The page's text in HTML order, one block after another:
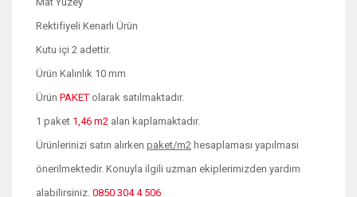
Rektifiyeli Kenarlı Ürün
Kutu içi 2 adettir.
Ürün Kalınlık 10 mm
Ürün PAKET olarak satılmaktadır.
1 paket 1,46 m2 alan kaplamaktadır.
Ürünlerinizi satın alırken paket/m2 hesaplaması yapılması
önerilmektedir. Konuyla ilgili uzman ekiplerimizden yardım
alabilirsiniz. 0850 304 4 506